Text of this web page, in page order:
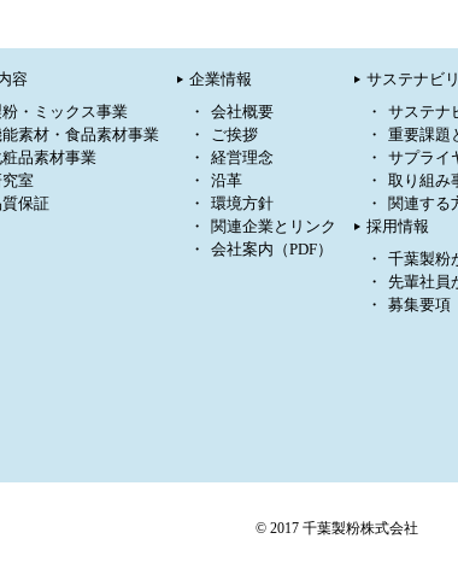
容
・ミックス事業
素材・食品素材事業
品素材事業
室
保証
企業情報
会社概要
ご挨拶
経営理念
沿革
環境方針
関連企業とリンク
会社案内（PDF）
サステナビ
サステナ
重要課題
サプライ
取り組み
関連する
採用情報
千葉製粉
先輩社員
募集要項
© 2017 千葉製粉株式会社